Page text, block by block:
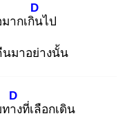
ากเกิน
D
ไป
นมาอย่างนั้น
าง
D
ที่เลือกเดิน